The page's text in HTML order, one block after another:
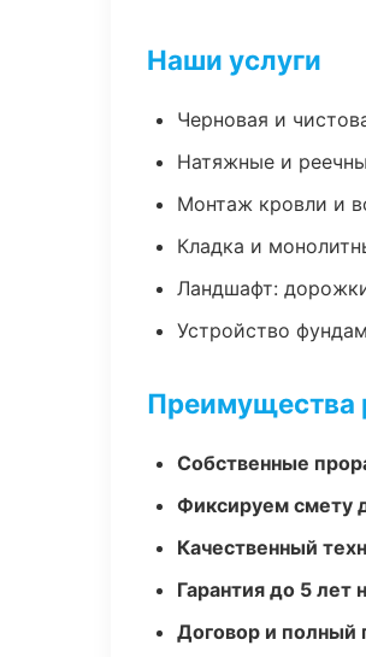
Наши услуги
Черновая и
Натяжные и
Монтаж кровли и
Кладка и
Ландшафт:
Устройство
Преимущества
Собственные
Фиксируем смету
Качественный
Гарантия до 5 лет
Договор и полный